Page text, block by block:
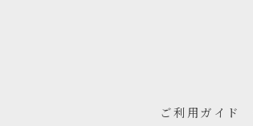
ご利用ガイド